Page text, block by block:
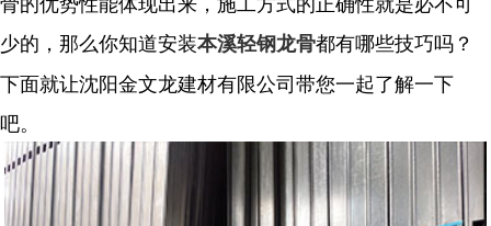
少的，那么你知道安装本溪轻钢龙骨都有哪些技巧吗？
下面就让沈阳金文龙建材有限公司带您一起了解一下
吧。